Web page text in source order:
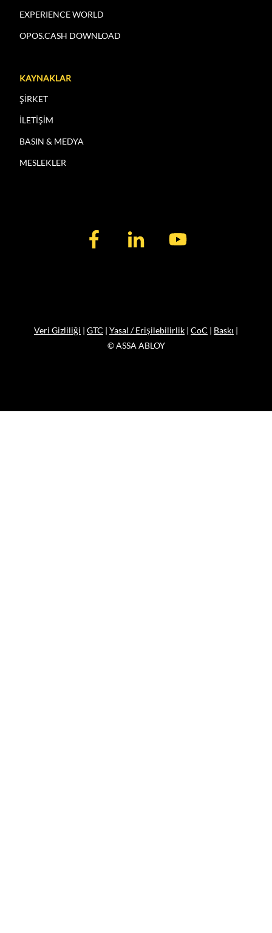
EXPERIENCE WORLD
OPOS.CASH DOWNLOAD
KAYNAKLAR
ŞİRKET
İLETİŞİM
BASIN & MEDYA
MESLEKLER
Veri Gizliliği | GTC | Yasal / Erişilebilirlik | CoC | Baskı |
© ASSA ABLOY